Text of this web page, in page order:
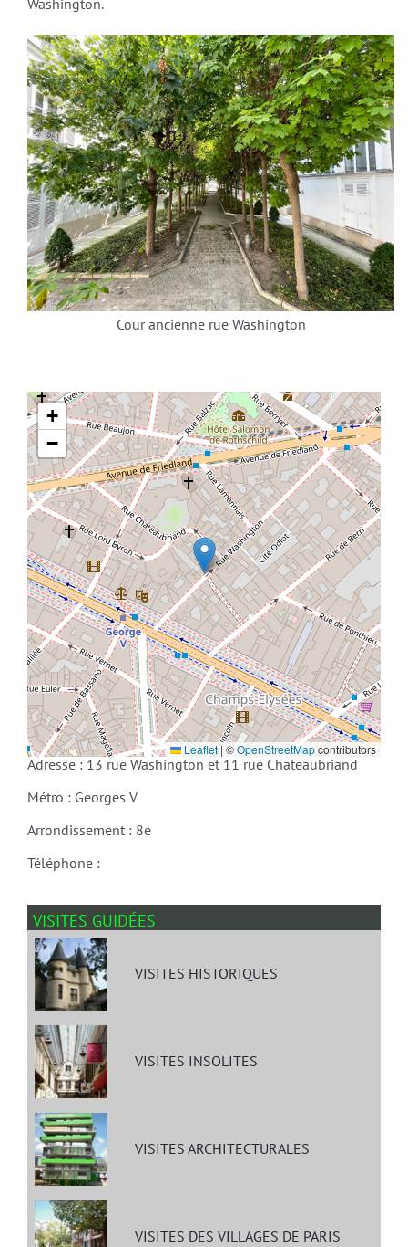
Cour ancienne rue Washington
+
−
Leaflet|©OpenStreetMapcontributors
Adresse : 13 rue Washington et 11 rue Chateaubriand
Métro : Georges V
Arrondissement : 8e
Téléphone :
VISITES GUIDÉES
VISITES HISTORIQUES
VISITES INSOLITES
VISITES ARCHITECTURALES
VISITES DES VILLAGES DE PARIS